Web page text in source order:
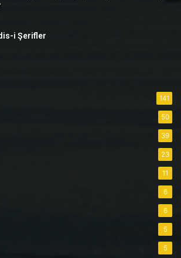
i Şerifler
141
50
39
23
11
6
6
5
5